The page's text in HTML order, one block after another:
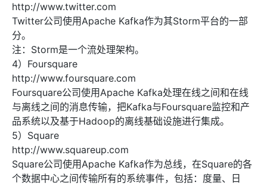
http://www.twitter.com
Twitter公司使用Apache Kafka作为其Storm平台的一部
分。
注：Storm是一个流处理架构。
4）Foursquare
http://www.foursquare.com
Foursquare公司使用Apache Kafka处理在线之间和在线
与离线之间的消息传输，把Kafka与Foursquare监控和产
品系统以及基于Hadoop的离线基础设施进行集成。
5）Square
http://www.squareup.com
Square公司使用Apache Kafka作为总线，在Square的各
个数据中心之间传输所有的系统事件，包括：度量、日